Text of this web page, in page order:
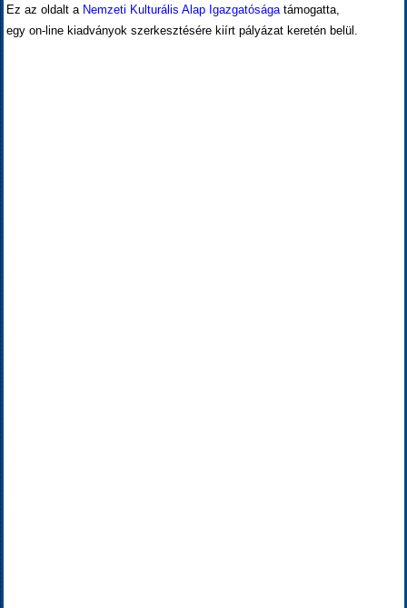
Ez az oldalt a Nemzeti Kulturális Alap Igazgatóságatámogatta,
egy on-line kiadványok szerkesztésére kiírt pályázat keretén belül.